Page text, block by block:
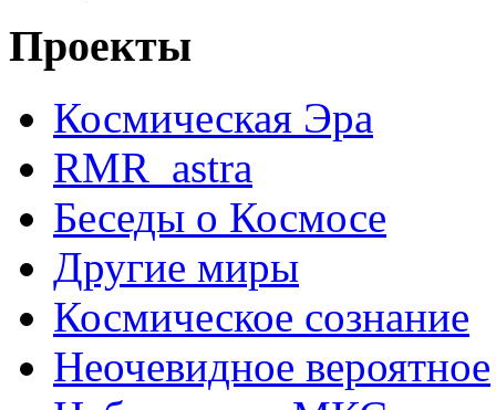
Проекты
Космическая Эра
RMR_astra
Беседы о Космосе
Другие миры
Космическое сознание
Неочевидное вероятное